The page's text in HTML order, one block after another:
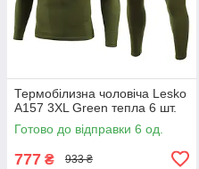
Термобілизна чоловіча Lesko
A157 3XL Green тепла 6 шт.
Готово до відправки 6 од.
777 ₴ 933 ₴